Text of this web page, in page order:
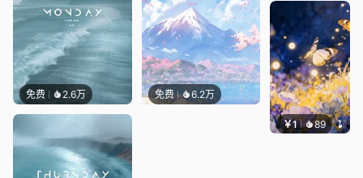
免费 2.6万 免费 6.2万
￥1 89 叮叮